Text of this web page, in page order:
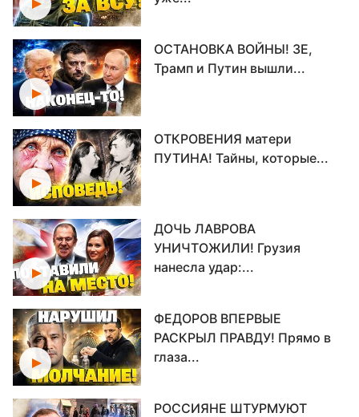
ОСТАНОВКА ВОЙНЫ! ЗЕ,
Трамп и Путин вышли...
ОТКРОВЕНИЯ матери
ПУТИНА! Тайны, которые...
ДОЧЬ ЛАВРОВА
УНИЧТОЖИЛИ! Грузия
нанесла удар:...
ФЕДОРОВ ВПЕРВЫЕ
РАСКРЫЛ ПРАВДУ! Прямо в
глаза...
РОССИЯНЕ ШТУРМУЮТ